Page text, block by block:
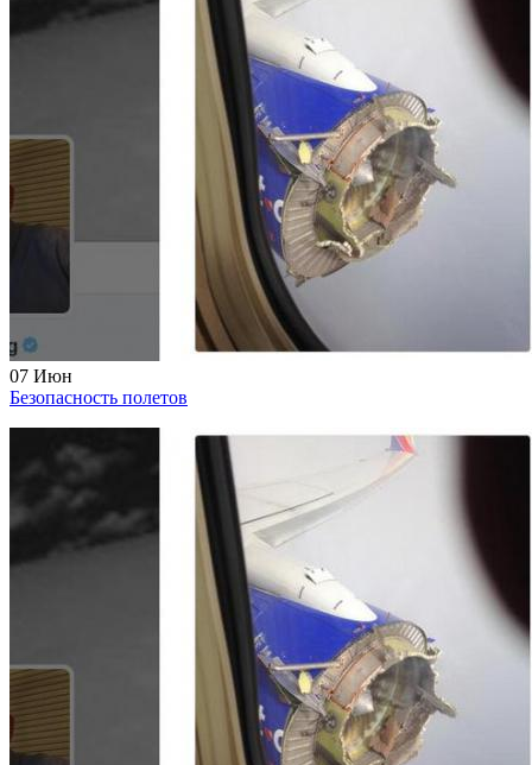
07 Июн
Безопасность полетов